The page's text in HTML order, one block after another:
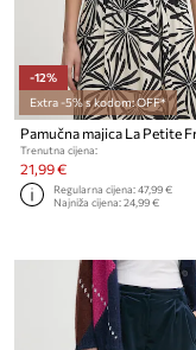
-12%
Extra -5% s kodom: OFF*
Trenutna cijena:
21,99 €
Regularna cijena:47,99 €
Najniža cijena:24,99 €